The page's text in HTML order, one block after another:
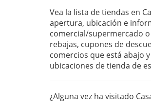
Vea la lista de tiendas en
apertura, ubicación e
comercial/supermercado
rebajas, cupones de
comercios que está abajo
ubicaciones de tienda de
¿Alguna vez ha visitado